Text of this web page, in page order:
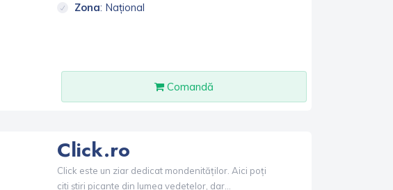
Zona: Național
Comandă
Click.ro
Click este un ziar dedicat mondenităților. Aici poți
citi știri picante din lumea vedetelor, dar...